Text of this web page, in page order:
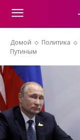
Домой Политика
Путиным